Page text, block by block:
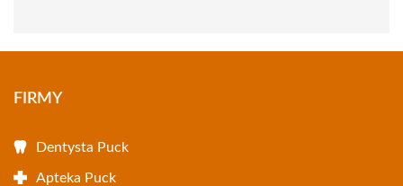
FIRMY
Dentysta Puck
Apteka Puck